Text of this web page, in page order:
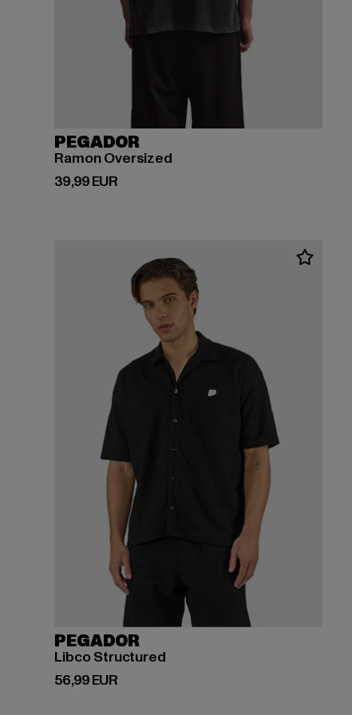
PEGADOR
Ramon Oversized
39,99 EUR
Derzeitiger Preis: 39,99 EUR
PEGADOR
Libco Structured
56,99 EUR
Derzeitiger Preis: 56,99 EUR